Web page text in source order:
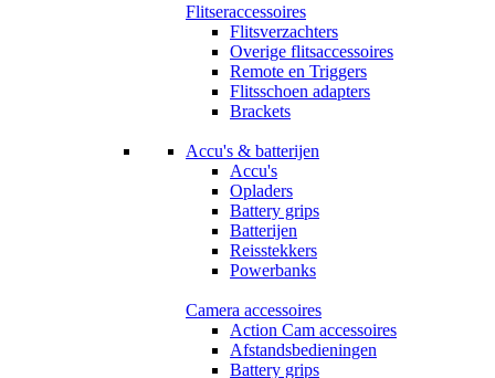
Flitseraccessoires
Flitsverzachters
Overige flitsaccessoires
Remote en Triggers
Flitsschoen adapters
Brackets
Accu's & batterijen
Accu's
Opladers
Battery grips
Batterijen
Reisstekkers
Powerbanks
Camera accessoires
Action Cam accessoires
Afstandsbedieningen
Battery grips